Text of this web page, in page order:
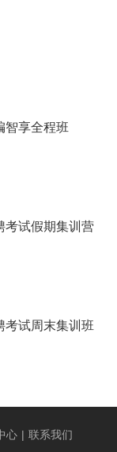
智享全程班
考试假期集训营
考试周末集训班
心 | 联系我们